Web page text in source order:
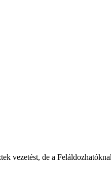
vezetést, de a